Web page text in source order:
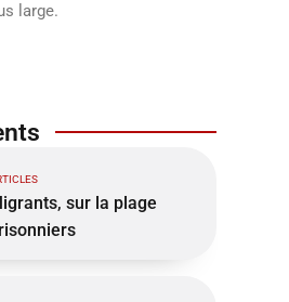
large.
sur la plage